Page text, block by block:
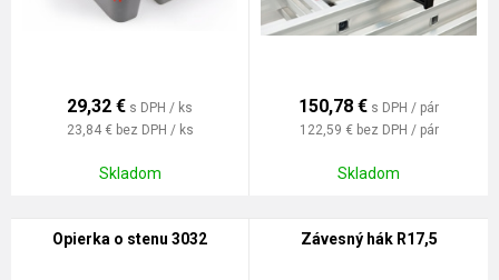
29,32 € s DPH / ks
23,84 € bez DPH / ks
Skladom
150,78 € s DPH / pár
122,59 € bez DPH / pár
Skladom
Opierka o stenu 3032 Závesný hák R17,5